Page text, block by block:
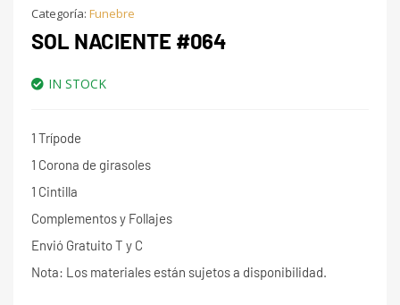
Categoría: Funebre
SOL NACIENTE #064
IN STOCK
1 Trípode
1 Corona de girasoles
1 Cintilla
Complementos y Follajes
Envió Gratuito T y C
Nota: Los materiales están sujetos a disponibilidad.